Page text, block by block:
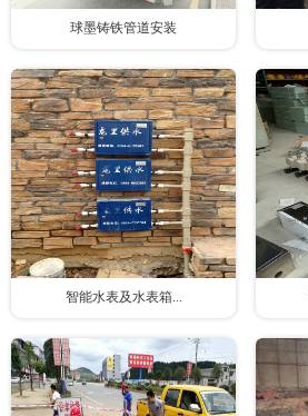
球墨铸铁管道安装
智能水表及水表箱...